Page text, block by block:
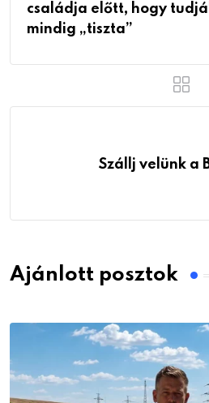
családja előtt, hogy
mindig „tiszta”
Szállj velünk a
Ajánlott posztok